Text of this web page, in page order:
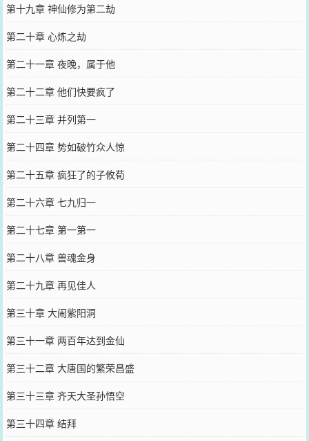
第十九章 神仙修为第二劫
第二十章 心炼之劫
第二十一章 夜晚，属于他
第二十二章 他们快要疯了
第二十三章 并列第一
第二十四章 势如破竹众人惊
第二十五章 疯狂了的子攸荀
第二十六章 七九归一
第二十七章 第一第一
第二十八章 兽魂金身
第二十九章 再见佳人
第三十章 大闹紫阳洞
第三十一章 两百年达到金仙
第三十二章 大唐国的繁荣昌盛
第三十三章 齐天大圣孙悟空
第三十四章 结拜